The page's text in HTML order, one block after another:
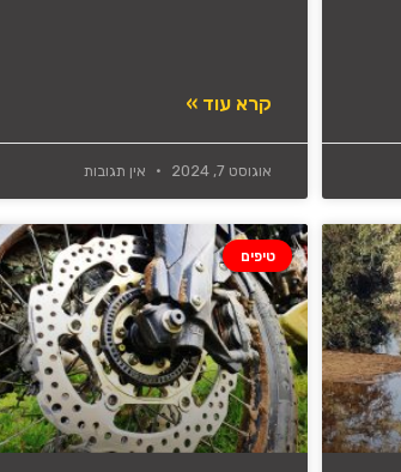
קרא עוד »
אוגוסט 7, 2024 אין תגובות
טיפים